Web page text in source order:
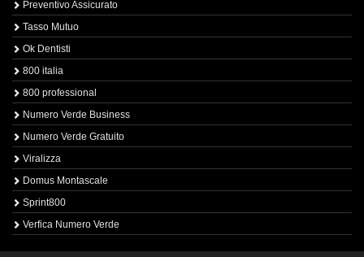
Preventivo Assicurato
Tasso Mutuo
Ok Dentisti
800 italia
800 professional
Numero Verde Business
Numero Verde Gratuito
Viralizza
Domus Montascale
Sprint800
Verfica Numero Verde